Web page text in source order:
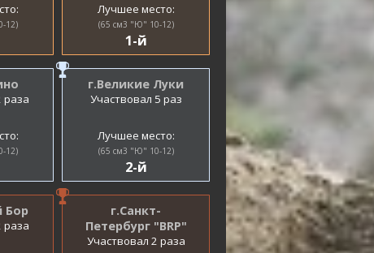
12)
Лучшее место:
(65 см3 "Ю" 10-12)
1-й
раза
12)
г.Великие Луки
Участвовал 5 раз
Лучшее место:
(65 см3 "Ю" 10-12)
2-й
Бор
раза
г.Санкт-
Петербург "BRP"
Участвовал 2 раза